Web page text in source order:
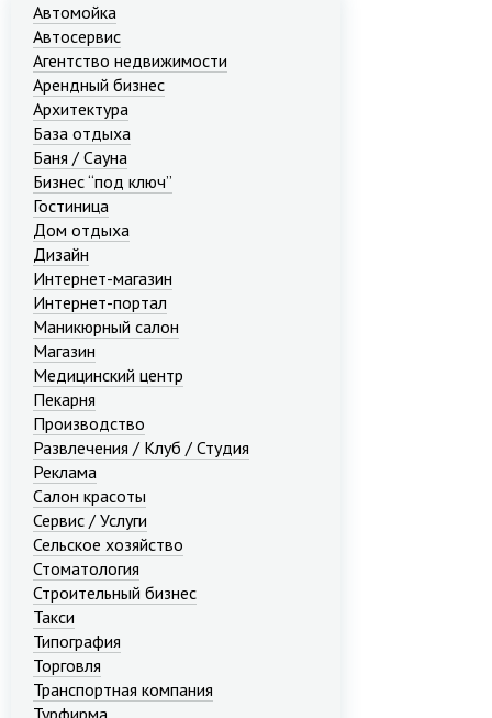
Автомойка
Автосервис
Агентство недвижимости
Арендный бизнес
Архитектура
База отдыха
Баня / Сауна
Бизнес “под ключ”
Гостиница
Дом отдыха
Дизайн
Интернет-магазин
Интернет-портал
Маникюрный салон
Магазин
Медицинский центр
Пекарня
Производство
Развлечения / Клуб / Студия
Реклама
Салон красоты
Сервис / Услуги
Сельское хозяйство
Стоматология
Строительный бизнес
Такси
Типография
Торговля
Транспортная компания